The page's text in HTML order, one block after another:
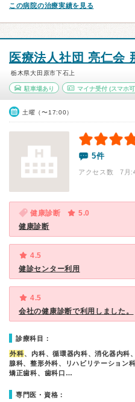
この病院の治療実績を見る
医療法人社団 亮仁会
栃木県大田原市下石上
駐車場あり マイナ受付(スマホ
土曜（〜17:00）
5件
アクセス数 7月:
健康診断
5.0
健康診断
4.5
健診センター利用
4.5
会社の健康診断で利用しました。
診療科目：
外科、内科、循環器内科、消化器内科
腺科、整形外科、リハビリテーション
矯正歯科、歯科口…
専門医・資格：